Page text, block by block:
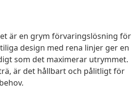
är en grym förvaringslösning för
design med rena linjer ger en
som det maximerar utrymmet.
är det hållbart och pålitligt för